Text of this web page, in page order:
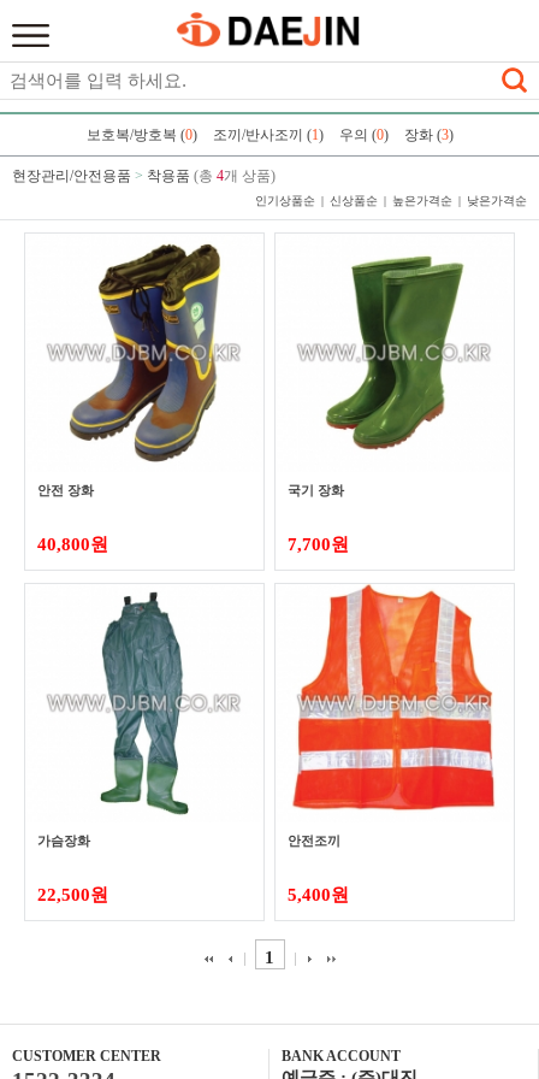
보호복/방호복 (0) 조끼/반사조끼 (1) 우의 (0) 장화 (3)
현장관리/안전용품 > 착용품 (총 4개 상품)
인기상품순 신상품순 높은가격순 낮은가격순
안전 장화
40,800원
국기 장화
7,700원
가슴장화
22,500원
안전조끼
5,400원
1
CUSTOMER CENTER BANK ACCOUNT